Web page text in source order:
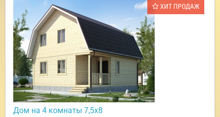
ХИТ ПРОДАЖ
Дом на 4 комнаты 7,5х8